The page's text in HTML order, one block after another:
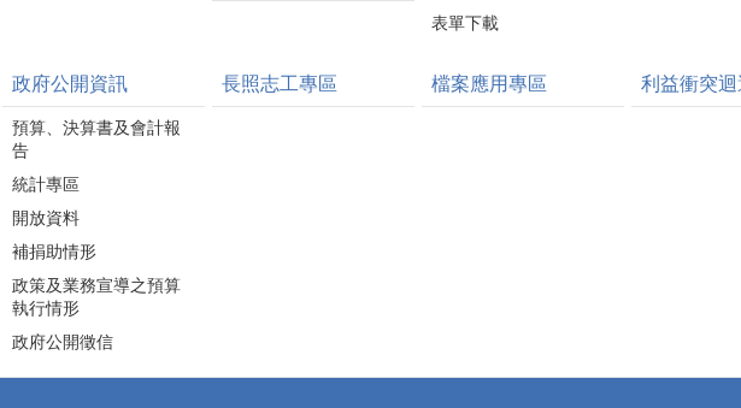
表單下載
政府公開資訊
預算、決算書及會計報
告
統計專區
開放資料
補捐助情形
政策及業務宣導之預算
執行情形
政府公開徵信
長照志工專區 檔案應用專區 利益衝突